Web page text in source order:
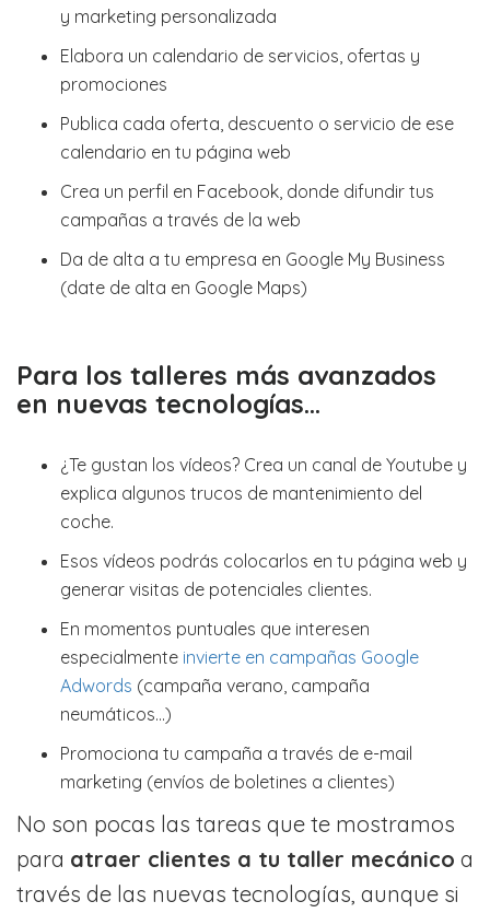
y marketing personalizada
Elabora un calendario de servicios, ofertas y
promociones
Publica cada oferta, descuento o servicio de ese
calendario en tu página web
Crea un perfil en Facebook, donde difundir tus
campañas a través de la web
Da de alta a tu empresa en Google My Business
(date de alta en Google Maps)
Para los talleres más avanzados
en nuevas tecnologías…
¿Te gustan los vídeos? Crea un canal de Youtube y
explica algunos trucos de mantenimiento del
coche.
Esos vídeos podrás colocarlos en tu página web y
generar visitas de potenciales clientes.
En momentos puntuales que interesen
especialmente invierte en campañas Google
Adwords (campaña verano, campaña
neumáticos…)
Promociona tu campaña a través de e-mail
marketing (envíos de boletines a clientes)
No son pocas las tareas que te mostramos
para atraer clientes a tu taller mecánico a
través de las nuevas tecnologías, aunque si